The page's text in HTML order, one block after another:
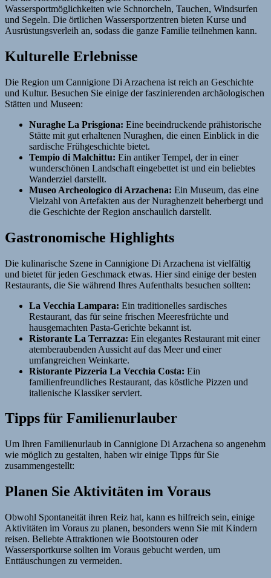
Wassersportmöglichkeiten wie Schnorcheln, Tauchen, Windsurfen
und Segeln. Die örtlichen Wassersportzentren bieten Kurse und
Ausrüstungsverleih an, sodass die ganze Familie teilnehmen kann.
Kulturelle Erlebnisse
Die Region um Cannigione Di Arzachena ist reich an Geschichte
und Kultur. Besuchen Sie einige der faszinierenden archäologischen
Stätten und Museen:
Nuraghe La Prisgiona: Eine beeindruckende prähistorische
Stätte mit gut erhaltenen Nuraghen, die einen Einblick in die
sardische Frühgeschichte bietet.
Tempio di Malchittu: Ein antiker Tempel, der in einer
wunderschönen Landschaft eingebettet ist und ein beliebtes
Wanderziel darstellt.
Museo Archeologico di Arzachena: Ein Museum, das eine
Vielzahl von Artefakten aus der Nuraghenzeit beherbergt und
die Geschichte der Region anschaulich darstellt.
Gastronomische Highlights
Die kulinarische Szene in Cannigione Di Arzachena ist vielfältig
und bietet für jeden Geschmack etwas. Hier sind einige der besten
Restaurants, die Sie während Ihres Aufenthalts besuchen sollten:
La Vecchia Lampara: Ein traditionelles sardisches
Restaurant, das für seine frischen Meeresfrüchte und
hausgemachten Pasta-Gerichte bekannt ist.
Ristorante La Terrazza: Ein elegantes Restaurant mit einer
atemberaubenden Aussicht auf das Meer und einer
umfangreichen Weinkarte.
Ristorante Pizzeria La Vecchia Costa: Ein
familienfreundliches Restaurant, das köstliche Pizzen und
italienische Klassiker serviert.
Tipps für Familienurlauber
Um Ihren Familienurlaub in Cannigione Di Arzachena so angenehm
wie möglich zu gestalten, haben wir einige Tipps für Sie
zusammengestellt:
Planen Sie Aktivitäten im Voraus
Obwohl Spontaneität ihren Reiz hat, kann es hilfreich sein, einige
Aktivitäten im Voraus zu planen, besonders wenn Sie mit Kindern
reisen. Beliebte Attraktionen wie Bootstouren oder
Wassersportkurse sollten im Voraus gebucht werden, um
Enttäuschungen zu vermeiden.